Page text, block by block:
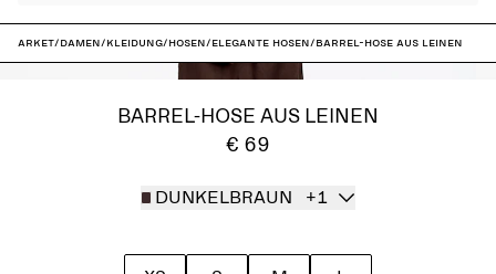
ARKET/Damen/Kleidung/Hosen/Elegante Hosen/Barrel-Hose aus Leinen
BARREL-HOSE AUS LEINEN
€ 69
DUNKELBRAUN +1